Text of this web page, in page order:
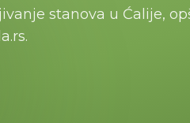
stanova u Ćalije,